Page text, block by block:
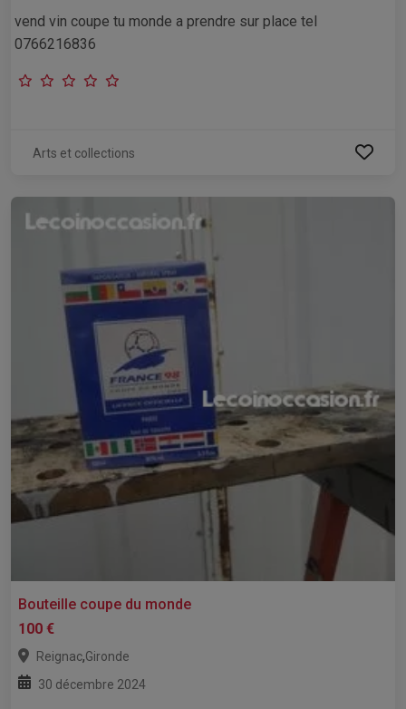
vend vin coupe tu monde a prendre sur place tel
0766216836
Arts et collections
Bouteille coupe du monde
100 €
Reignac,Gironde
30 décembre 2024